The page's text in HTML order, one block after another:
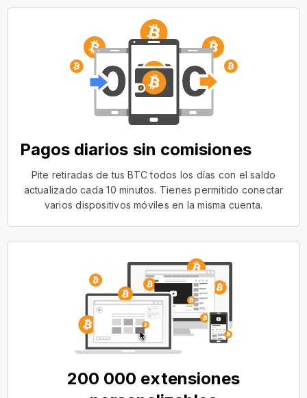
Pagos diarios sin comisiones
Pite retiradas de tus BTC todos los días con el saldo
actualizado cada 10 minutos. Tienes permitido conectar
varios dispositivos móviles en la misma cuenta.
200 000 extensiones